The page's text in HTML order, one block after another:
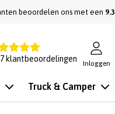
beoordelen ons met een 9.3
klantbeoordelingen
Inloggen
Truck & Camper